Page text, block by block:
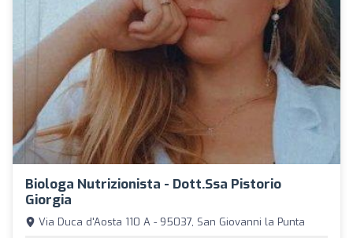
Biologa Nutrizionista - Dott.ssa Pistorio
Giorgia
Via Duca d'Aosta 110 A - 95037, San Giovanni la Punta